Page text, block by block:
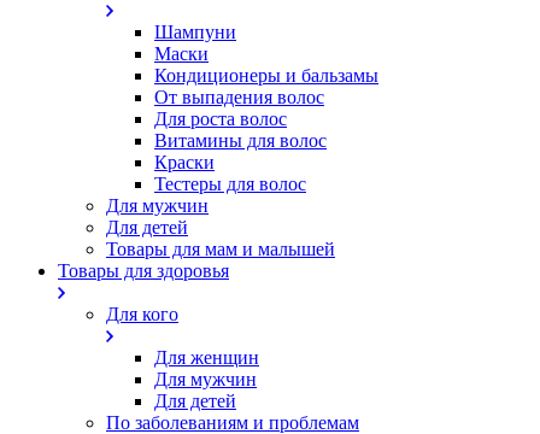
Шампуни
Маски
Кондиционеры и бальзамы
От выпадения волос
Для роста волос
Витамины для волос
Краски
Тестеры для волос
Для мужчин
Для детей
Товары для мам и малышей
Товары для здоровья
Для кого
Для женщин
Для мужчин
Для детей
По заболеваниям и проблемам